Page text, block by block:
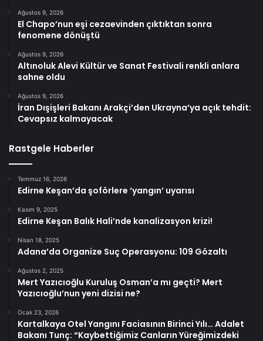
Ağustos 9, 2026
El Chapo’nun eşi cezaevinden çıktıktan sonra
fenomene dönüştü
Ağustos 9, 2026
Altınoluk Alevi Kültür ve Sanat Festivali renkli anlara
sahne oldu
Ağustos 9, 2026
İran Dışişleri Bakanı Arakçi’den Ukrayna’ya açık tehdit:
Cevapsız kalmayacak
Rastgele Haberler
Temmuz 16, 2026
Edirne Keşan’da şoförlere ‘yangın’ uyarısı
Kasım 9, 2025
Edirne Keşan Balık Hali’nde kanalizasyon krizi!
Nisan 18, 2025
Adana’da Organize Suç Operasyonu: 109 Gözaltı
Ağustos 2, 2025
Mert Yazıcıoğlu Kuruluş Osman’a mı geçti? Mert
Yazıcıoğlu’nun yeni dizisi ne?
Ocak 23, 2026
Kartalkaya Otel Yangını Faciasının Birinci Yılı… Adalet
Bakanı Tunç: “Kaybettiğimiz Canların Yüreğimizdeki